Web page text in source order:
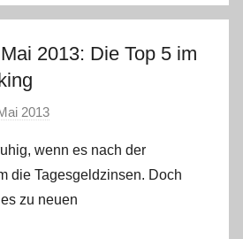
2013: Die Top 5 im
2013
n
C
h
wenn es nach der
die Tagesgeldzinsen. Doch
zu neuen